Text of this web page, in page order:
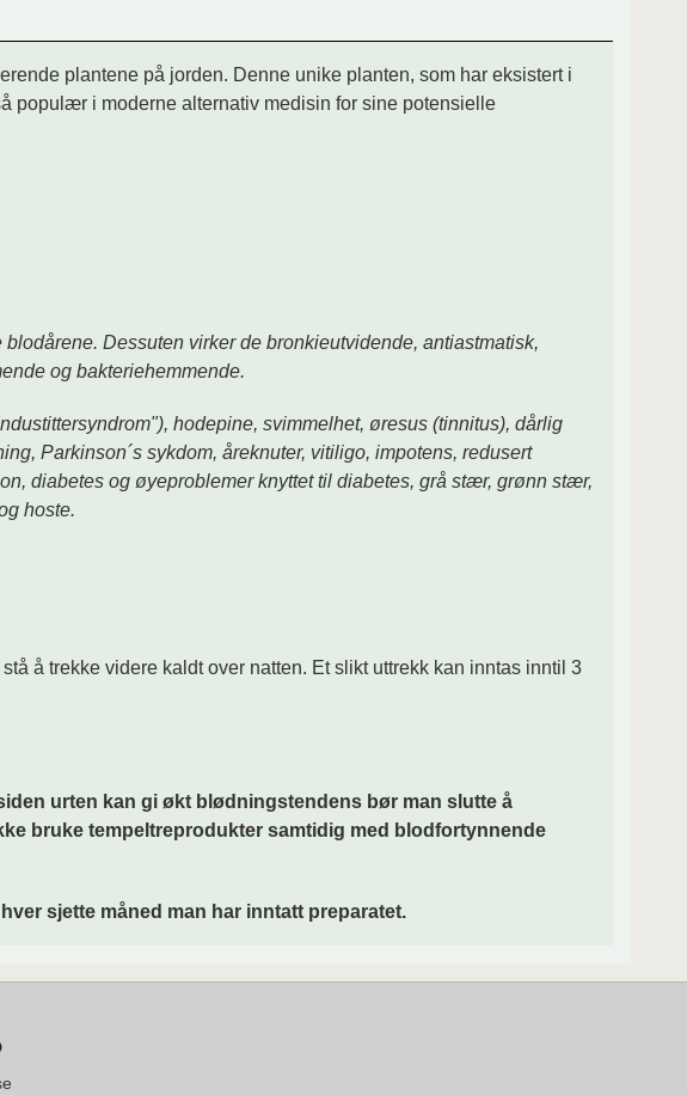
plantene på jorden. Denne unike planten, som har eksistert i
populær i moderne alternativ medisin for sine potensielle
Dessuten virker de bronkieutvidende, antiastmatisk,
og bakteriehemmende.
hodepine, svimmelhet, øresus (tinnitus), dårlig
Parkinson´s sykdom, åreknuter, vitiligo, impotens, redusert
diabetes og øyeproblemer knyttet til diabetes, grå stær, grønn stær,
hoste.
å trekke videre kaldt over natten. Et slikt uttrekk kan inntas inntil 3
urten kan gi økt blødningstendens bør man slutte å
bruke tempeltreprodukter samtidig med blodfortynnende
sjette måned man har inntatt preparatet.